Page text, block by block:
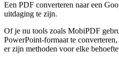
Een PDF converteren naar een
uitdaging te zijn.
Of je nu tools zoals MobiPDF
PowerPoint-formaat te
er zijn methoden voor elke